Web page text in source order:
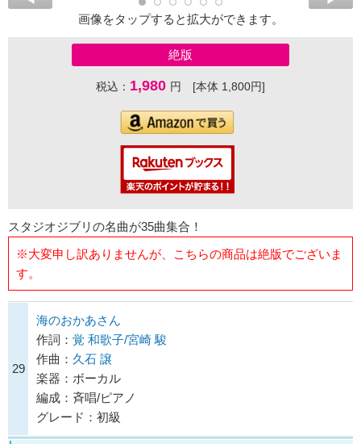
画像をタップすると拡大ができます。
絶版
税込： 1,980 円 [本体 1,800円]
スタジオジブリの名曲が35曲集合！
※大変申し訳ありませんが、こちらの商品は絶版でございま
す。
29
海のおかあさん
作詞： 覚 和歌子/宮崎 駿
作曲： 久石 譲
楽器：ボーカル
編成：斉唱/ピアノ
グレード：初級